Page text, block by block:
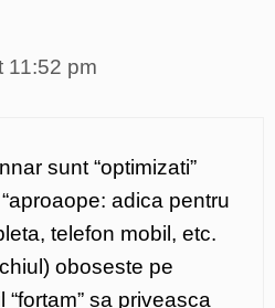
11:52 pm
sunt “optimizati”
adica pentru
telefon mobil, etc.
oboseste pe
sa priveasca